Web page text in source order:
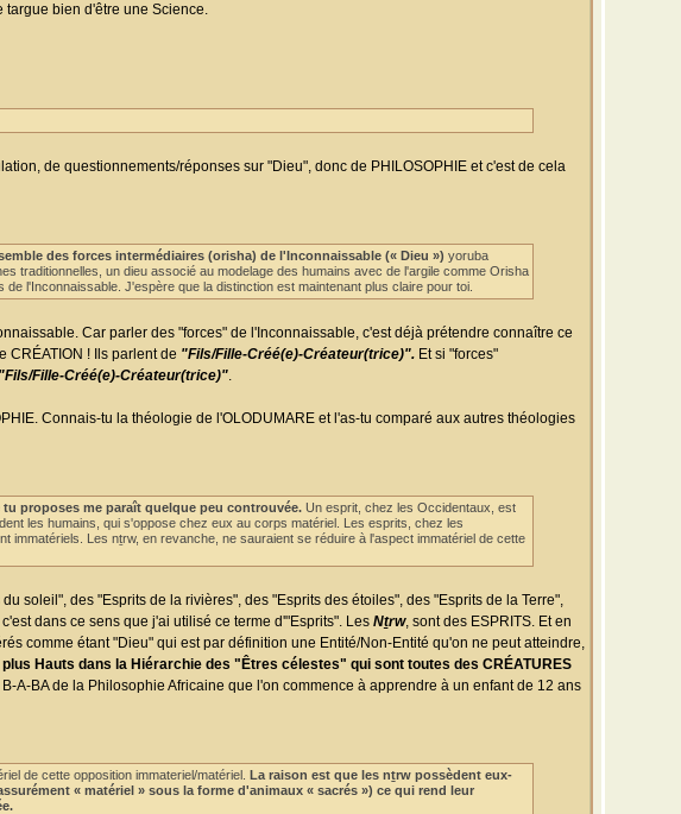
targue bien d'être une Science.
de questionnements/réponses sur "Dieu", donc de PHILOSOPHIE et c'est de cela
des forces intermédiaires (orisha) de l'Inconnaissable (« Dieu ») yoruba
traditionnelles, un dieu associé au modelage des humains avec de l'argile comme Orisha
l'Inconnaissable. J'espère que la distinction est maintenant plus claire pour toi.
Car parler des "forces" de l'Inconnaissable, c'est déjà prétendre connaître ce
CRÉATION ! Ils parlent de "Fils/Fille-Créé(e)-Créateur(trice)". Et si "forces"
"Fils/Fille-Créé(e)-Créateur(trice)".
Connais-tu la théologie de l'OLODUMARE et l'as-tu comparé aux autres théologies
proposes me paraît quelque peu controuvée. Un esprit, chez les Occidentaux, est
les humains, qui s'oppose chez eux au corps matériel. Les esprits, chez les
immatériels. Les nṯrw, en revanche, ne sauraient se réduire à l'aspect immatériel de cette
soleil", des "Esprits de la rivières", des "Esprits des étoiles", des "Esprits de la Terre",
dans ce sens que j'ai utilisé ce terme d'"Esprits". Les Nṯrw, sont des ESPRITS. Et en
comme étant "Dieu" qui est par définition une Entité/Non-Entité qu'on ne peut atteindre,
Hauts dans la Hiérarchie des "Êtres célestes" qui sont toutes des CRÉATURES
A-BA de la Philosophie Africaine que l'on commence à apprendre à un enfant de 12 ans
de cette opposition immateriel/matériel. La raison est que les nṯrw possèdent eux-
« matériel » sous la forme d'animaux « sacrés ») ce qui rend leur